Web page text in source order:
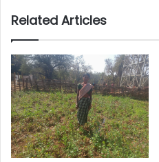
Related Articles